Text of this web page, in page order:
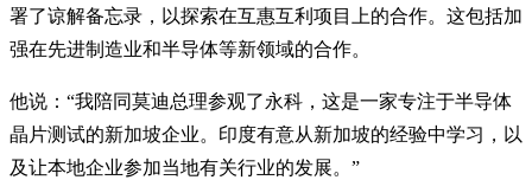
署了谅解备忘录，以探索在互惠互利项目上的合作。这包括加
强在先进制造业和半导体等新领域的合作。
他说：“我陪同莫迪总理参观了永科，这是一家专注于半导体
晶片测试的新加坡企业。印度有意从新加坡的经验中学习，以
及让本地企业参加当地有关行业的发展。”